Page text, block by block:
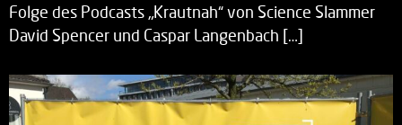
Folge des Podcasts „Krautnah“ von Science Slammer
David Spencer und Caspar Langenbach […]